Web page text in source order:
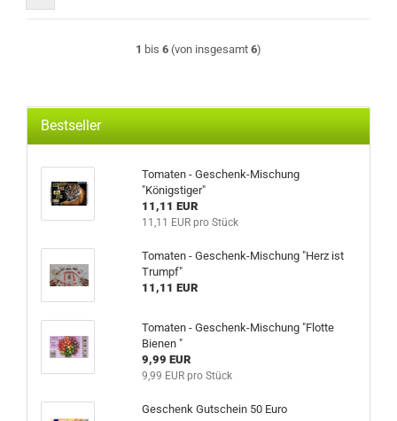
1 bis 6 (von insgesamt 6)
Bestseller
Tomaten - Geschenk-Mischung
"Königstiger"
11,11 EUR
11,11 EUR pro Stück
Tomaten - Geschenk-Mischung "Herz ist
Trumpf"
11,11 EUR
Tomaten - Geschenk-Mischung "Flotte
Bienen "
9,99 EUR
9,99 EUR pro Stück
Geschenk Gutschein 50 Euro